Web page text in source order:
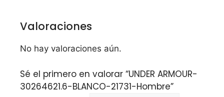
Valoraciones
No hay valoraciones aún.
Sé el primero en valorar “UNDER ARMOUR-
30264621.6-BLANCO-21731-Hombre”